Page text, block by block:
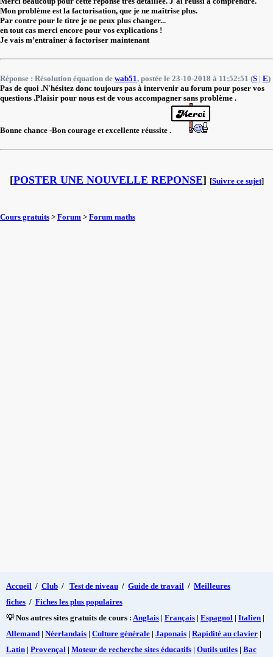
Mon problème est la factorisation, que je ne maîtrise plus.
Par contre pour le titre je ne peux plus changer...
en tout cas merci encore pour vos explications !
Je vais m’entraîner à factoriser maintenant
Réponse : Résolution équation de wab51, postée le 23-10-2018 à 11:52:51 (S | E)
Pas de quoi .N'hésitez donc toujours pas à intervenir au forum pour poser vos
questions .Plaisir pour nous est de vous accompagner sans problème .
Bonne chance -Bon courage et excellente réussite .
[POSTER UNE NOUVELLE REPONSE] [Suivre ce sujet]
Cours gratuits > Forum > Forum maths
Accueil / Club / Test de niveau / Guide de travail / Meilleures
fiches / Fiches les plus populaires
💡 Nos autres sites gratuits de cours : Anglais | Français | Espagnol | Italien |
Allemand | Néerlandais | Culture générale | Japonais | Rapidité au clavier |
Latin | Provençal | Moteur de recherche sites éducatifs | Outils utiles | Bac